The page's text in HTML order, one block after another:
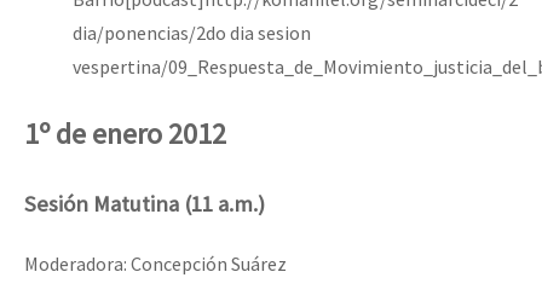
dia/ponencias/2do dia sesion
vespertina/
1º de enero 2012
Sesión Matutina (11 a.m.)
Moderadora: Concepción Suárez